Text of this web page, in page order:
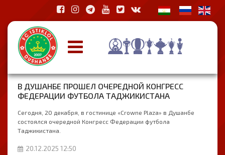
В ДУШАНБЕ ПРОШЕЛ ОЧЕРЕДНОЙ КОНГРЕСС
ФЕДЕРАЦИИ ФУТБОЛА ТАДЖИКИСТАНА
Сегодня, 20 декабря, в гостинице «Crowne Plaza» в Душанбе
состоялся очередной Конгресс Федерации футбола
Таджикистана.
20.12.2025 12:50